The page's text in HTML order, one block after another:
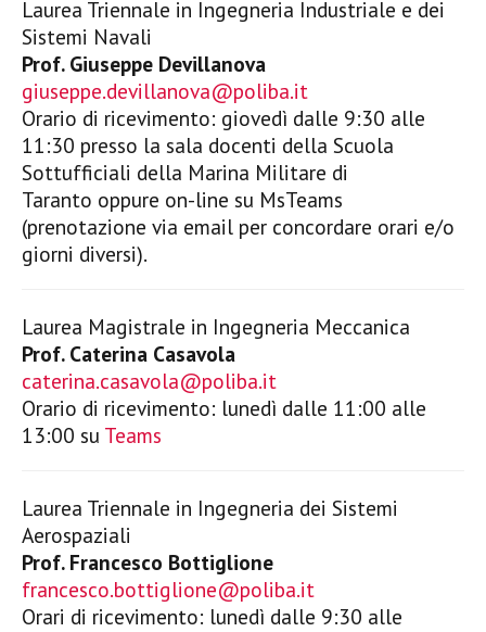
Laurea Triennale in Ingegneria Industriale e dei
Sistemi Navali
Prof. Giuseppe Devillanova
giuseppe.devillanova@poliba.it
Orario di ricevimento: giovedì dalle 9:30 alle
11:30 presso la sala docenti della Scuola
Sottufficiali della Marina Militare di
Taranto oppure on-line su MsTeams
(prenotazione via email per concordare orari e/o
giorni diversi).
Laurea Magistrale in Ingegneria Meccanica
Prof. Caterina Casavola
caterina.casavola@poliba.it
Orario di ricevimento: lunedì dalle 11:00 alle
13:00 su Teams
Laurea Triennale in Ingegneria dei Sistemi
Aerospaziali
Prof. Francesco Bottiglione
francesco.bottiglione@poliba.it
Orari di ricevimento: lunedì dalle 9:30 alle